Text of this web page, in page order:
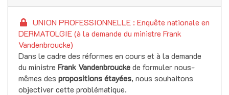
UNION PROFESSIONNELLE : Enquête nationale en
DERMATOLGIE (à la demande du ministre Frank
Vandenbroucke)
Dans le cadre des réformes en cours et à la demande
du ministre Frank Vandenbrouckede formuler nous-
mêmes des propositions étayées, nous souhaitons
objectiver cette problématique.